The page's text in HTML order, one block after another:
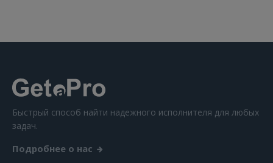
Ещё не зарегистрированы?
Быстрый способ найти надежного исполнителя для любых
задач.
Подробнее о нас